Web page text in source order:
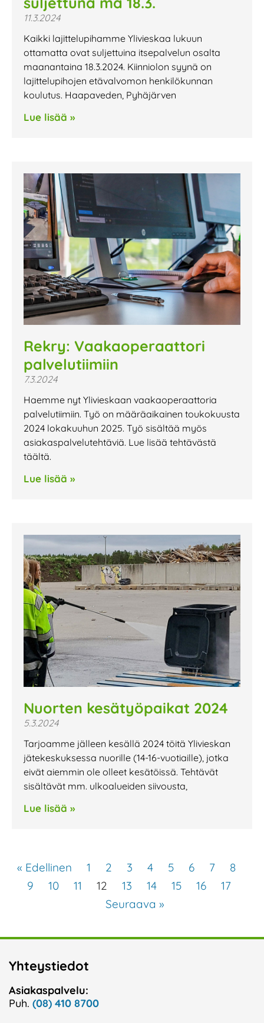
11.3.2024
Kaikki lajittelupihamme Ylivieskaa lukuun
ottamatta ovat suljettuina itsepalvelun osalta
maanantaina 18.3.2024. Kiinniolon syynä on
lajittelupihojen etävalvomon henkilökunnan
koulutus. Haapaveden, Pyhäjärven
Lue lisää »
Rekry: Vaakaoperaattori
palvelutiimiin
7.3.2024
Haemme nyt Ylivieskaan vaakaoperaattoria
palvelutiimiin. Työ on määräaikainen toukokuusta
2024 lokakuuhun 2025. Työ sisältää myös
asiakaspalvelutehtäviä. Lue lisää tehtävästä
täältä.
Lue lisää »
Nuorten kesätyöpaikat 2024
5.3.2024
Tarjoamme jälleen kesällä 2024 töitä Ylivieskan
jätekeskuksessa nuorille (14-16-vuotiaille), jotka
eivät aiemmin ole olleet kesätöissä. Tehtävät
sisältävät mm. ulkoalueiden siivousta,
Lue lisää »
« Edellinen 1 2 3 4 5 6 7
8
9
10 11 12 13 14 15 16
17
Seuraava »
Yhteystiedot
Asiakaspalvelu:
Puh. (08) 410 8700